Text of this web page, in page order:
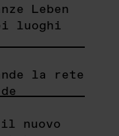
Leben
luoghi
la rete
nuovo